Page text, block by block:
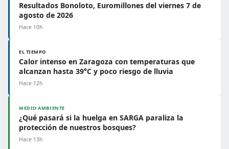
Resultados Bonoloto, Euromillones del viernes 7 de
agosto de 2026
Hace 10h
EL TIEMPO
Calor intenso en Zaragoza con temperaturas que
alcanzan hasta 39°C y poco riesgo de lluvia
Hace 12h
MEDIO AMBIENTE
¿Qué pasará si la huelga en SARGA paraliza la
protección de nuestros bosques?
Hace 13h